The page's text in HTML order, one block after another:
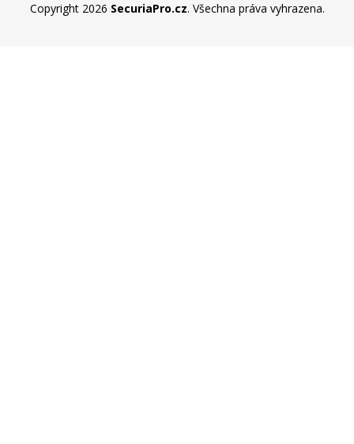
Copyright 2026 SecuriaPro.cz. Všechna práva vyhrazena.